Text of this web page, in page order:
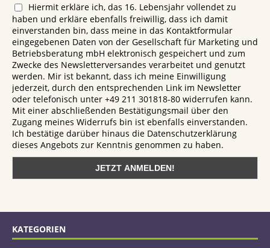
Hiermit erkläre ich, das 16. Lebensjahr vollendet zu
haben und erkläre ebenfalls freiwillig, dass ich damit
einverstanden bin, dass meine in das Kontaktformular
eingegebenen Daten von der Gesellschaft für Marketing und
Betriebsberatung mbH elektronisch gespeichert und zum
Zwecke des Newsletterversandes verarbeitet und genutzt
werden. Mir ist bekannt, dass ich meine Einwilligung
jederzeit, durch den entsprechenden Link im Newsletter
oder telefonisch unter +49 211 301818-80 widerrufen kann.
Mit einer abschließenden Bestätigungsmail über den
Zugang meines Widerrufs bin ist ebenfalls einverstanden.
Ich bestätige darüber hinaus die Datenschutzerklärung
dieses Angebots zur Kenntnis genommen zu haben.
KATEGORIEN